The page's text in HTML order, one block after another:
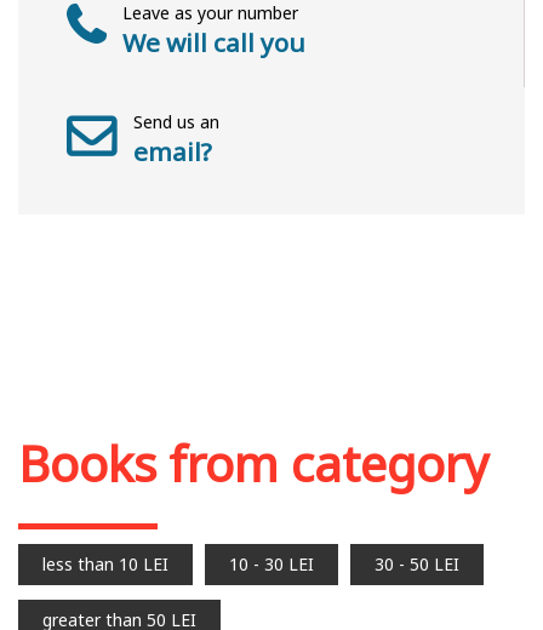
Leave as your number
We will call you
Send us an
email?
Books from category
less than 10 LEI 10 - 30 LEI 30 - 50 LEI
greater than 50 LEI